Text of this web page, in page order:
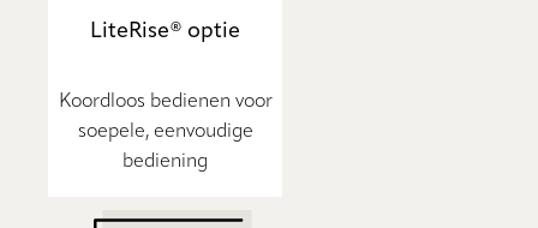
LiteRise® optie
Koordloos bedienen voor
soepele, eenvoudige
bediening